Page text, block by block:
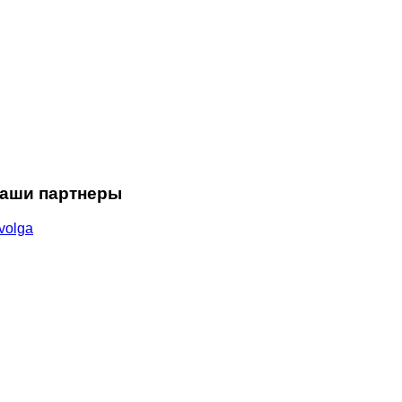
партнеры